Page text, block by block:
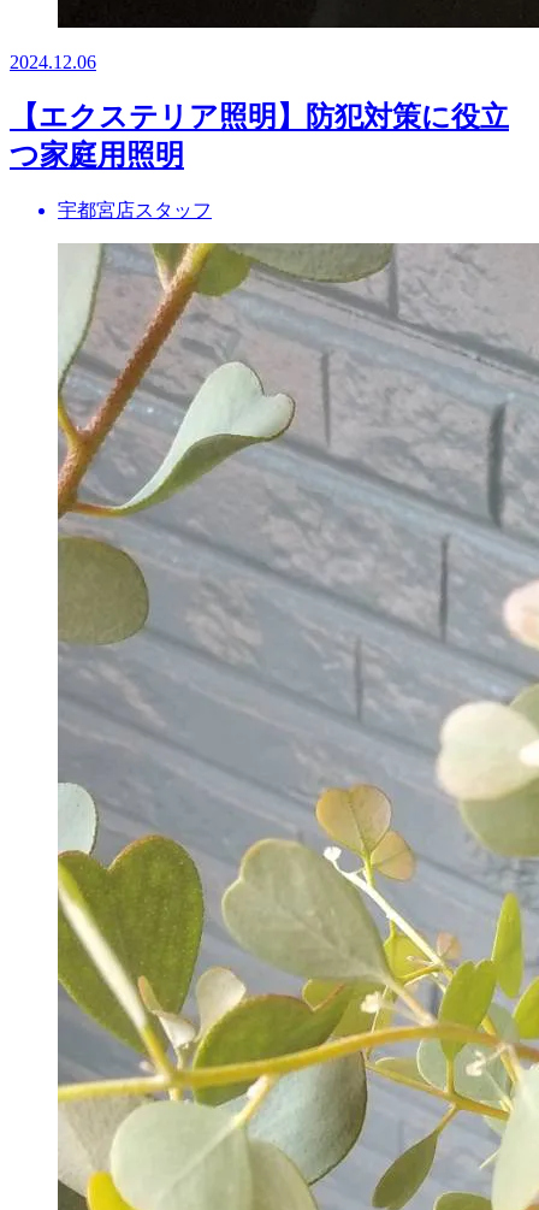
2024.12.06
【エクステリア照明】防犯対策に役立
つ家庭用照明
宇都宮店スタッフ